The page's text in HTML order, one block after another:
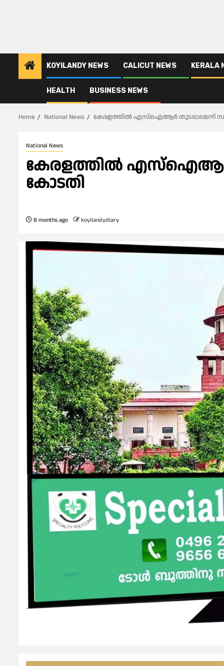
KOYILANDY NEWS CALICUT NEWS KERALA
HEALTH BUSINESS NEWS
Home National News കേരളത്തിൽ എസ്ഐആർ തുടരാമെന്ന്
National News
കേരളത്തിൽ എസ്ഐആർ
കോടതി
8 months ago koyilandydiary